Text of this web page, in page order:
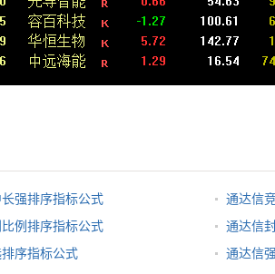
强排序指标公式
通达信
例排序指标公式
通达信
序指标公式
通达信